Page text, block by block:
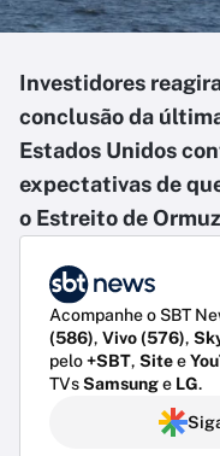
Investidores
conclusão da
Estados Unidos
expectativas de
o Estreito de
Acompanhe o SBT
(586), Vivo (576),
pelo+SBT, Sitee
TVsSamsunge LG.